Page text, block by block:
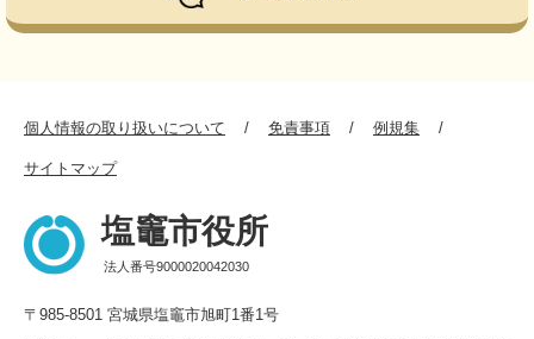
個人情報の取り扱いについて 免責事項 例規集
サイトマップ
塩竈市役所
法人番号9000020042030
〒985-8501 宮城県塩竈市旭町1番1号